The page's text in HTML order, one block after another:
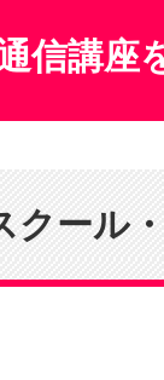
のお問
信講座
クール